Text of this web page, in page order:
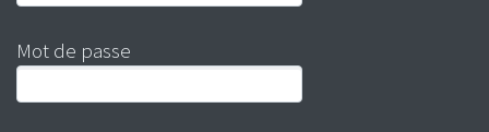
Mot de passe